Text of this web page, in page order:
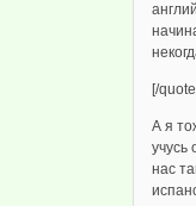
[/
А я
учусь
нас